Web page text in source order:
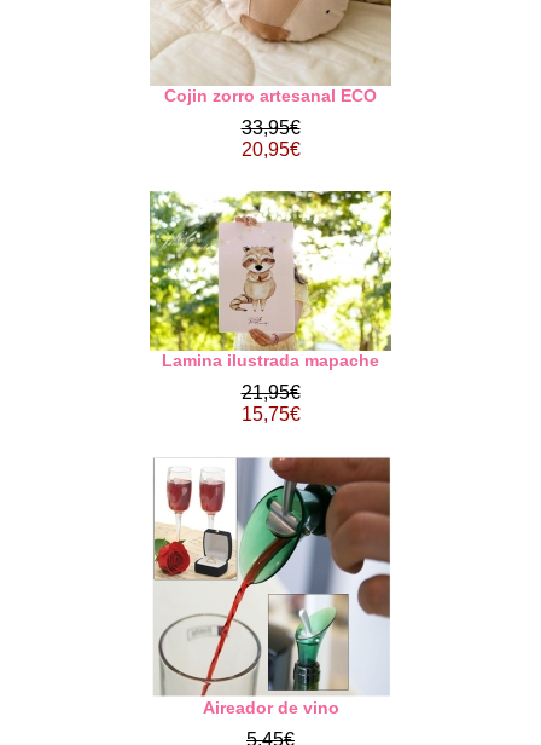
Cojin zorro artesanal ECO
33,95€
20,95€
Lamina ilustrada mapache
21,95€
15,75€
Aireador de vino
5,45€